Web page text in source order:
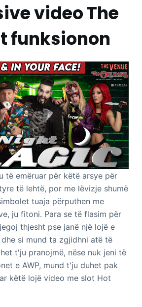
video The
funksionon
të emëruar për këtë arsye për
të lehtë, por me lëvizje shumë
tuaja përputhen me
ju fitoni. Para se të flasim për
thjesht pse janë një lojë e
si mund ta zgjidhni atë të
t'ju pranojmë, nëse nuk jeni të
e AWP, mund t'ju duhet pak
këtë lojë video me slot Hot